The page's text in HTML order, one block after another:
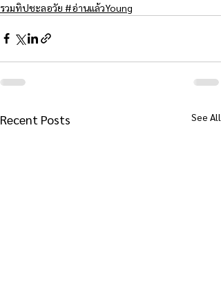
รวมทิปชะลอวัย #อ่านแล้วYoung
Recent Posts See All